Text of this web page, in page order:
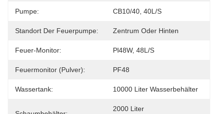
Pumpe: CB10/40, 40L/S
Standort Der Feuerpumpe: Zentrum Oder Hinten
Feuer-Monitor: Pl48W, 48L/S
Feuermonitor (Pulver): PF48
Wassertank: 10000 Liter Wasserbehälter
2000 Liter